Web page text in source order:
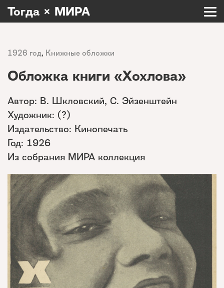
Тогда × МИРА
1926 год, Книжные обложки
Обложка книги «Хохлова»
Автор: В. Шкловский, С. Эйзенштейн
Художник: (?)
Издательство: Кинопечать
Год: 1926
Из собрания МИРА коллекция